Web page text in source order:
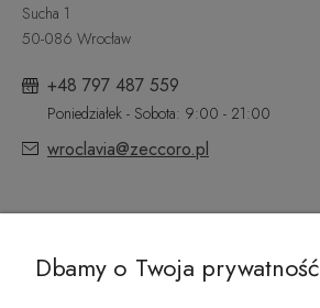
Sucha 1
50-086 Wrocław
+48 797 487 559
Poniedziałek - Sobota: 9:00 - 21:00
wroclavia@zeccoro.pl
Dbamy o Twoja prywatność